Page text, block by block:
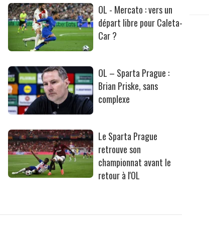
OL - Mercato : vers un
départ libre pour Caleta-
Car ?
OL – Sparta Prague :
Brian Priske, sans
complexe
Le Sparta Prague
retrouve son
championnat avant le
retour à l'OL